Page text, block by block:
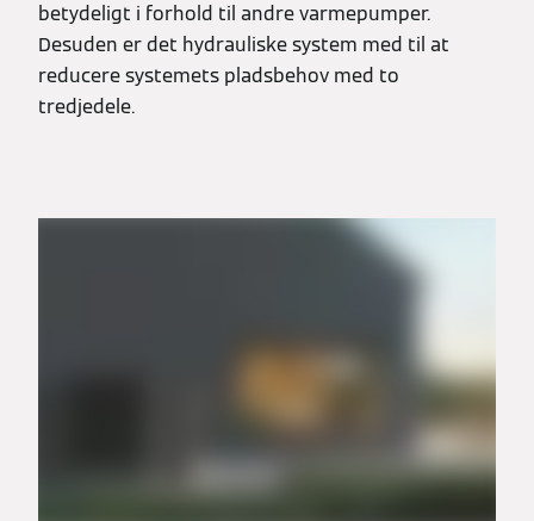
betydeligt i forhold til andre varmepumper.
Desuden er det hydrauliske system med til at
reducere systemets pladsbehov med to
tredjedele.